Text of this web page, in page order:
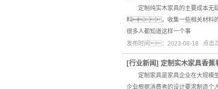
定制纯实木家具的主要成本无
料，收集一些相关材料
很多人都知道这样一个事
发布时间：2023-08-18 点
[行业新闻] 定制实木家具香蕉
定制家具是家具企业在大规模
企业根据消费者的设计要求制